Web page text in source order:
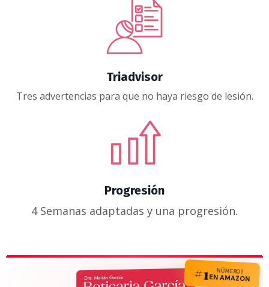
Triadvisor
Tres advertencias para que no haya riesgo de lesión.
Progresión
4 Semanas adaptadas y una progresión.
#1 NÚMERO 1
EN AMAZON